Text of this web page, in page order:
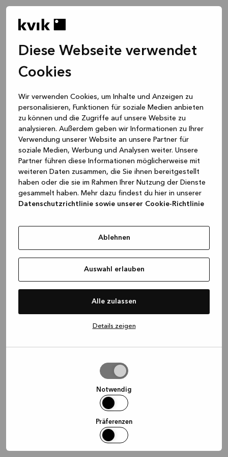
Diese Webseite verwendet
Cookies
Wir verwenden Cookies, um Inhalte und Anzeigen zu
personalisieren, Funktionen für soziale Medien anbieten
zu können und die Zugriffe auf unsere Website zu
analysieren. Außerdem geben wir Informationen zu Ihrer
Verwendung unserer Website an unsere Partner für
soziale Medien, Werbung und Analysen weiter. Unsere
Partner führen diese Informationen möglicherweise mit
weiteren Daten zusammen, die Sie ihnen bereitgestellt
haben oder die sie im Rahmen Ihrer Nutzung der Dienste
gesammelt haben. Mehr dazu findest du hier in unserer
Datenschutzrichtlinie sowie unserer Cookie-Richtlinie
Ablehnen
Auswahl erlauben
Alle zulassen
Details zeigen
Notwendig
Präferenzen
loadingwww.kvik.de (see the browser console for more
information)